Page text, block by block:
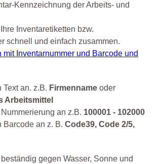
Kennzeichnung der Arbeits- und
Inventaretiketten bzw.
schnell und einfach zusammen.
mit Inventarnummer und Barcode und
an. z.B. Firmenname oder
Arbeitsmittel
an z.B. 100001 - 102000
Barcode an z. B. Code39, Code 2/5,
gegen Wasser, Sonne und